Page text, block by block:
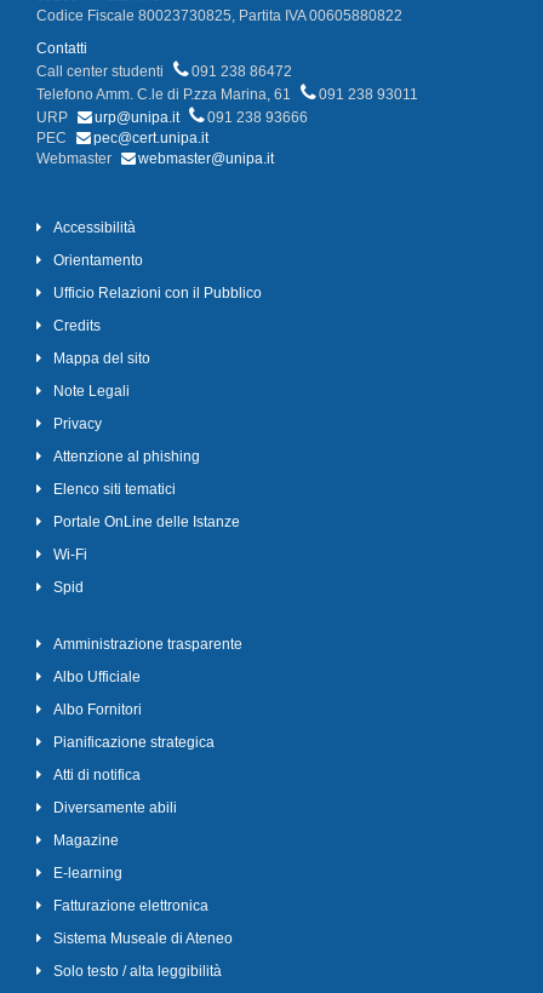
Codice Fiscale 80023730825, Partita IVA 00605880822
Contatti
Call center studenti
091 238 86472
Telefono Amm. C.le di P.zza Marina, 61
091 238 93011
URP
urp@unipa.it
091 238 93666
PEC
pec@cert.unipa.it
Webmaster
webmaster@unipa.it
Accessibilità
Orientamento
Ufficio Relazioni con il Pubblico
Credits
Mappa del sito
Note Legali
Privacy
Attenzione al phishing
Elenco siti tematici
Portale OnLine delle Istanze
Wi-Fi
Spid
Amministrazione trasparente
Albo Ufficiale
Albo Fornitori
Pianificazione strategica
Atti di notifica
Diversamente abili
Magazine
E-learning
Fatturazione elettronica
Sistema Museale di Ateneo
Solo testo / alta leggibilità